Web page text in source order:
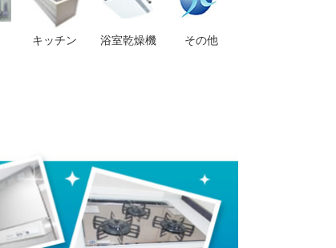
キッチン 浴室乾燥機 その他